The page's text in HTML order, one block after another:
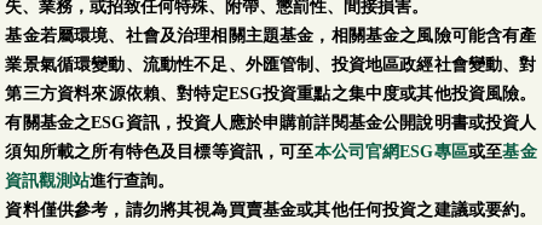
失、業務，或招致任何特殊、附帶、懲罰性、間接損害。
基金若屬環境、社會及治理相關主題基金，相關基金之風險可能含有產
業景氣循環變動、流動性不足、外匯管制、投資地區政經社會變動、對
第三方資料來源依賴、對特定ESG投資重點之集中度或其他投資風險。
有關基金之ESG資訊，投資人應於申購前詳閱基金公開說明書或投資人
須知所載之所有特色及目標等資訊，可至本公司官網ESG專區或至基金
資訊觀測站進行查詢。
資料僅供參考，請勿將其視為買賣基金或其他任何投資之建議或要約。